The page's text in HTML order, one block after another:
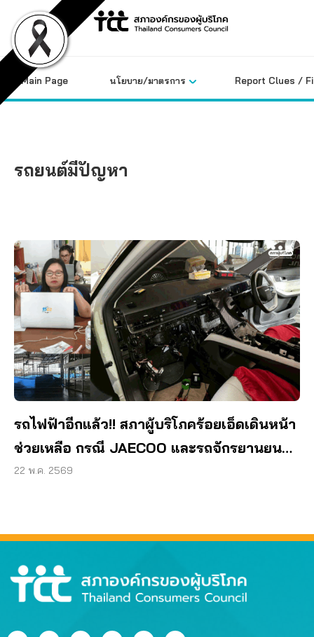
content
Main Page นโยบาย/มาตรการ Report Clues /
รถยนต์มีปัญหา
รถไฟฟ้าอีกแล้ว!! สภาผู้บริโภคร้อยเอ็ดเดินหน้า
ช่วยเหลือ กรณี JAECOO และรถจักรยานยนต์
ค้างสต๊อก
22 พ.ค. 2569